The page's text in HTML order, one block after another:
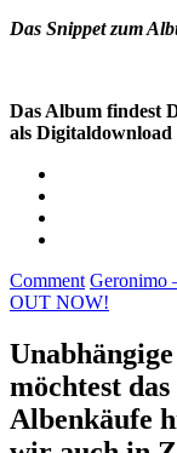
Das Snippet zum
Das Album findest
als Digitaldownload
Comment Geronimo
OUT NOW!
möchtest
Albenkäufe